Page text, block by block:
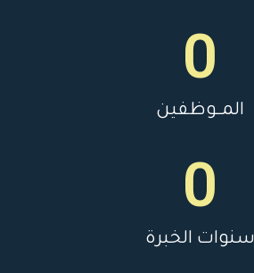
المــوظفين
0
سنوات الخبرة
0